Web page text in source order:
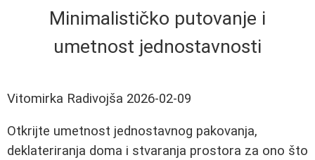
Minimalističko putovanje i
umetnost jednostavnosti
Vitomirka Radivojša 2026-02-09
Otkrijte umetnost jednostavnog pakovanja,
deklateriranja doma i stvaranja prostora za ono što